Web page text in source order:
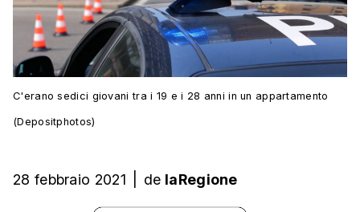
C'erano sedici giovani tra i 19 e i 28 anni in un appartamento
(Depositphotos)
28 febbraio 2021 de laRegione